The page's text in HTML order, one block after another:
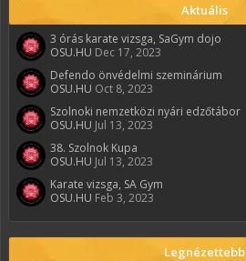
Aktuális
3 órás karate vizsga, SaGym dojo
OSU.HU Dec 17, 2023
Defendo önvédelmi szeminárium
OSU.HU Oct 8, 2023
Szolnoki nemzetközi nyári edzőtábor
OSU.HU Jul 13, 2023
38. Szolnok Kupa
OSU.HU Jul 13, 2023
Karate vizsga, SA Gym
OSU.HU Feb 3, 2023
Legnézettebb